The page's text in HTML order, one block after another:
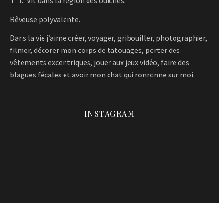
Rêveuse polyvalente.
Dans la vie j’aime créer, voyager, gribouiller, photographier,
filmer, décorer mon corps de tatouages, porter des
vêtements excentriques, jouer aux jeux vidéo, faire des
blagues fécales et avoir mon chat qui ronronne sur moi.
INSTAGRAM